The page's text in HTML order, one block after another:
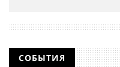
СОБЫТИЯ